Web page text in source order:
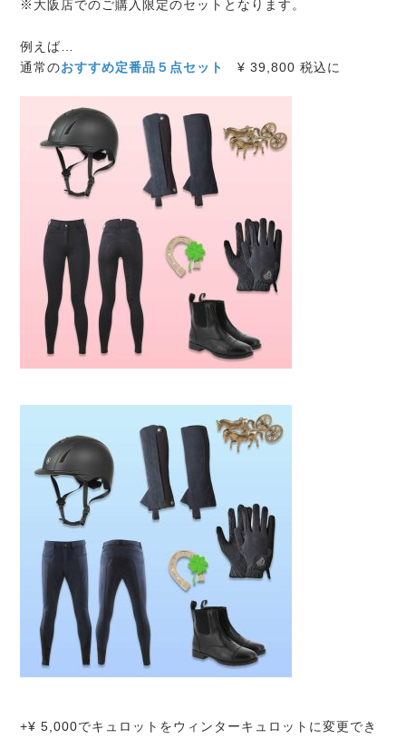
※大阪店でのご購入限定のセットとなります。
例えば…
通常のおすすめ定番品５点セット ¥ 39,800 税込に
+¥ 5,000でキュロットをウィンターキュロットに変更でき